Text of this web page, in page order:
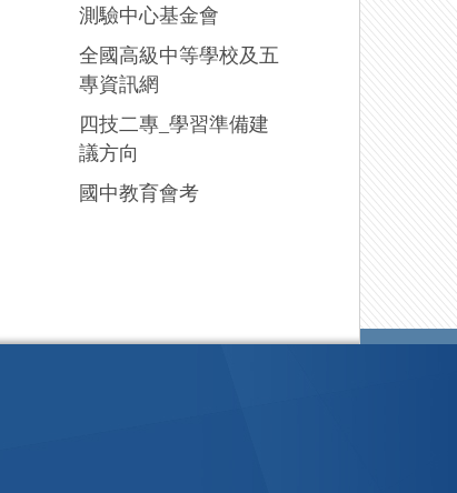
測驗中心基金會
全國高級中等學校及五
專資訊網
四技二專_學習準備建
議方向
國中教育會考